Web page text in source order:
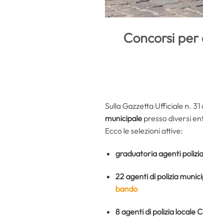
Concorsi
Sulla Gazzetta Ufficiale n.
municipale presso diversi
Ecco le selezioni attive:
graduatoria agenti
22 agenti di polizia
bando
8 agenti di polizia locale